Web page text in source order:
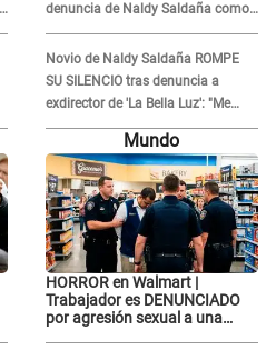
denuncia de Naldy Saldaña como
'acto bochornoso': "No es justo
atacar a otra mujer"
Novio de Naldy Saldaña ROMPE
SU SILENCIO tras denuncia a
exdirector de 'La Bella Luz': "Me
basta con que ella esté bien"
Mundo
HORROR en Walmart |
Trabajador es DENUNCIADO
por agresión sexual a una